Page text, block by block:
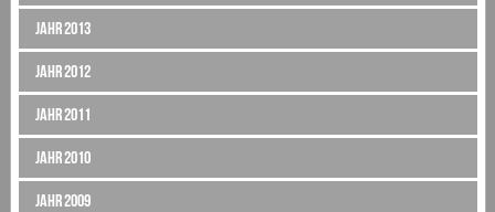
Jahr 2013
Jahr 2012
Jahr 2011
Jahr 2010
Jahr 2009